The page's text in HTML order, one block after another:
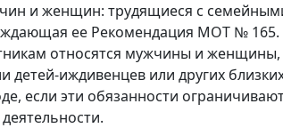
и женщин: трудящиеся с
ее Рекомендация МОТ № 165.
относятся мужчины и женщины,
иждивенцев или других
если эти обязанности